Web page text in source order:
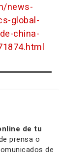
news-
global-
china-
de tu
prensa o
de